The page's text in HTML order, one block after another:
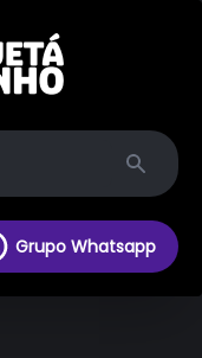
Search
Grupo Whatsapp